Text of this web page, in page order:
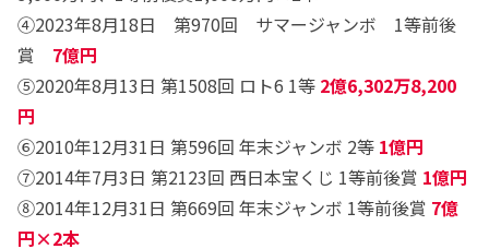
④2023年8月18日 第970回 サマージャンボ 1等前後
賞 7億円
⑤2020年8月13日 第1508回 ロト6 1等 2億6,302万8,200
円
⑥2010年12月31日 第596回 年末ジャンボ 2等 1億円
⑦2014年7月3日 第2123回 西日本宝くじ 1等前後賞 1億円
⑧2014年12月31日 第669回 年末ジャンボ 1等前後賞 7億
円×2本